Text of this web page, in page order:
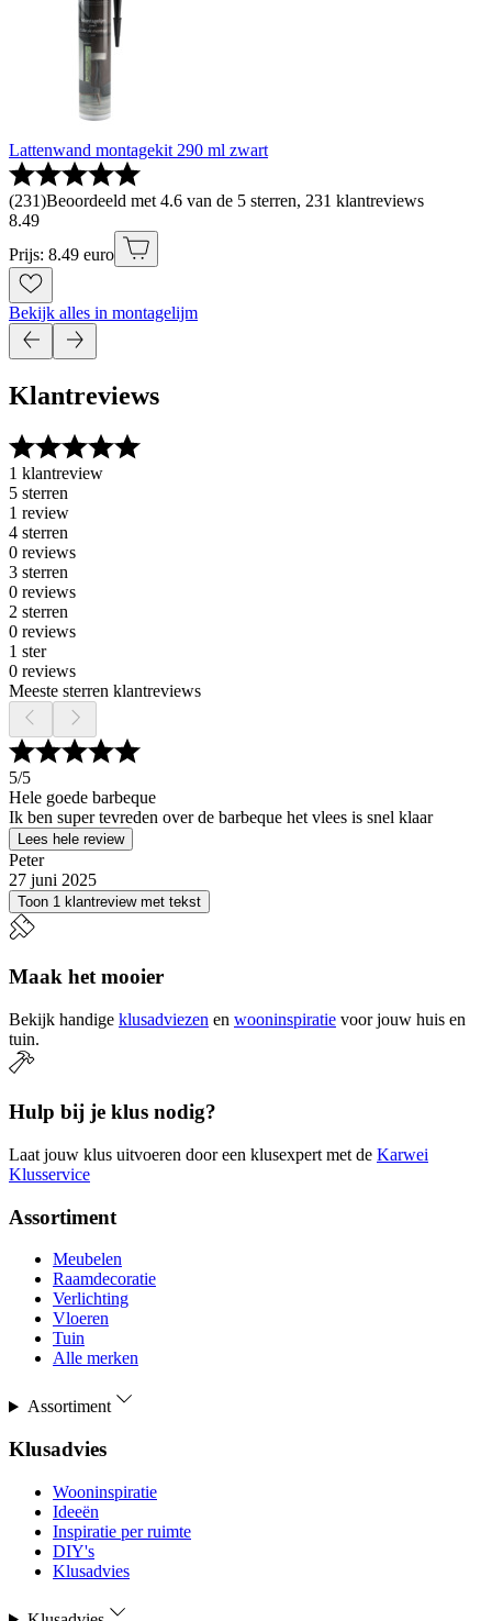
Lattenwand montagekit 290 ml zwart
(231)Beoordeeld met 4.6 van de 5 sterren, 231 klantreviews
8.49
Prijs: 8.49 euro
Bekijk alles in montagelijm
Klantreviews
1 klantreview
5 sterren
1 review
4 sterren
0 reviews
3 sterren
0 reviews
2 sterren
0 reviews
1 ster
0 reviews
Meeste sterren klantreviews
5/5
Hele goede barbeque
Ik ben super tevreden over de barbeque het vlees is snel klaar
Lees hele review
Peter
27 juni 2025
Toon 1 klantreview met tekst
Maak het mooier
Bekijk handige klusadviezen en wooninspiratie voor jouw huis en
tuin.
Hulp bij je klus nodig?
Laat jouw klus uitvoeren door een klusexpert met de Karwei
Klusservice
Assortiment
Meubelen
Raamdecoratie
Verlichting
Vloeren
Tuin
Alle merken
Assortiment
Klusadvies
Wooninspiratie
Ideeën
Inspiratie per ruimte
DIY's
Klusadvies